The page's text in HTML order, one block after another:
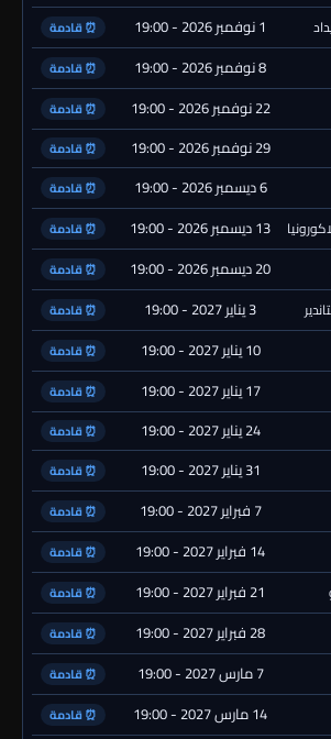
1 نوفمبر 2026 - 19:00 ⏰ قادمة
8 نوفمبر 2026 - 19:00 ⏰ قادمة
22 نوفمبر 2026 - 19:00 ⏰ قادمة
29 نوفمبر 2026 - 19:00 ⏰ قادمة
6 ديسمبر 2026 - 19:00 ⏰ قادمة
13 ديسمبر 2026 - 19:00 ⏰ قادمة
20 ديسمبر 2026 - 19:00 ⏰ قادمة
3 يناير 2027 - 19:00 ⏰ قادمة
10 يناير 2027 - 19:00 ⏰ قادمة
17 يناير 2027 - 19:00 ⏰ قادمة
24 يناير 2027 - 19:00 ⏰ قادمة
31 يناير 2027 - 19:00 ⏰ قادمة
7 فبراير 2027 - 19:00 ⏰ قادمة
14 فبراير 2027 - 19:00 ⏰ قادمة
21 فبراير 2027 - 19:00 ⏰ قادمة
28 فبراير 2027 - 19:00 ⏰ قادمة
7 مارس 2027 - 19:00 ⏰ قادمة
14 مارس 2027 - 19:00 ⏰ قادمة